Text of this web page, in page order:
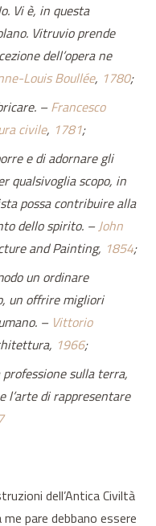
Vi è, in questa
Vitruvio prende
dell’opera ne
Louis Boullée, 1780;
–Francesco
civile, 1781;
e di adornare gli
qualsivoglia scopo, in
possa contribuire alla
dello spirito. –John
and Painting, 1854;
un ordinare
un offrire migliori
– Vittorio
1966;
sulla terra,
l’arte di rappresentare
dell’Antica Civiltà
pare debbano essere